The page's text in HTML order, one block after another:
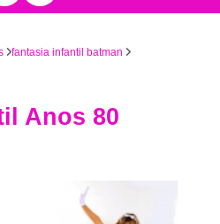
fantasia infantil batman
Anos 80